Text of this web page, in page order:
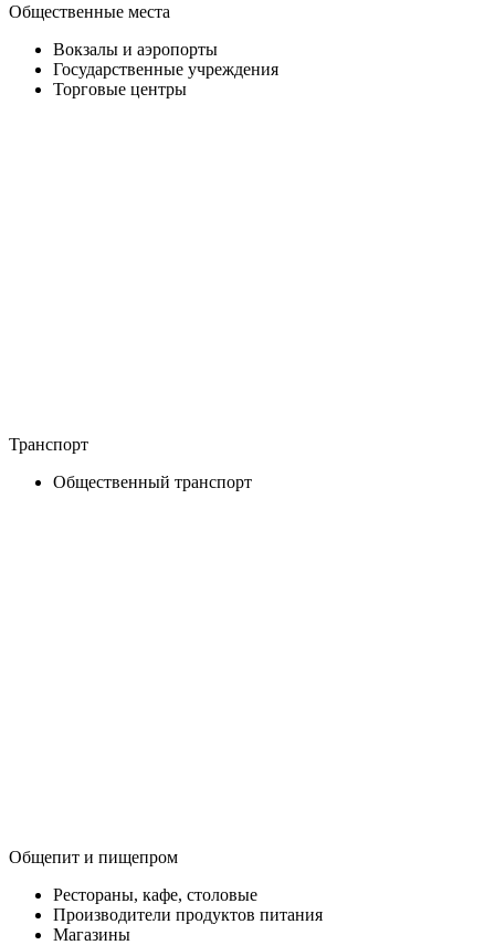
Общественные места
Вокзалы и аэропорты
Государственные учреждения
Торговые центры
Транспорт
Общественный транспорт
Общепит и пищепром
Рестораны, кафе, столовые
Производители продуктов питания
Магазины